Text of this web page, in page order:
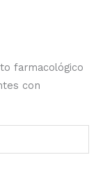
farmacológico
con